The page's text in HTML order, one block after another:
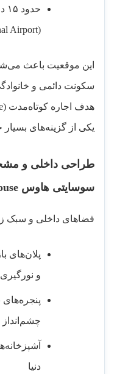
سکونت دائمی و
یکی از گزینه‌های بسیار
طراحی داخلی و
سوسایتی هاوس Society House
فضاهای داخلی و سبک
و نورگیری
پنجره‌های
چشم‌انداز
دنیا